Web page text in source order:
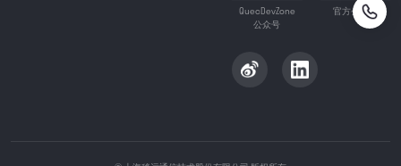
QuecDevZone
公众号
官方公众号